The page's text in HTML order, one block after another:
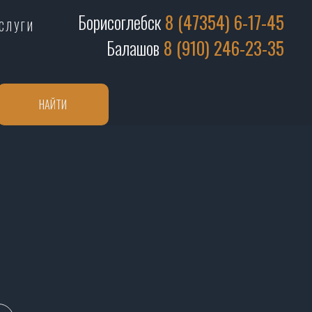
Борисоглебск8 (47354) 6-17-45
Балашов 8 (910) 246-23-35
НАЙТИ